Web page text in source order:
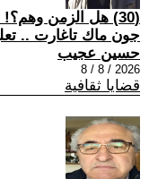
(30) هل الزمن
جون ماك تاغارت ..
حسين عجيب
2026 / 8 / 8
قضايا ثقافية